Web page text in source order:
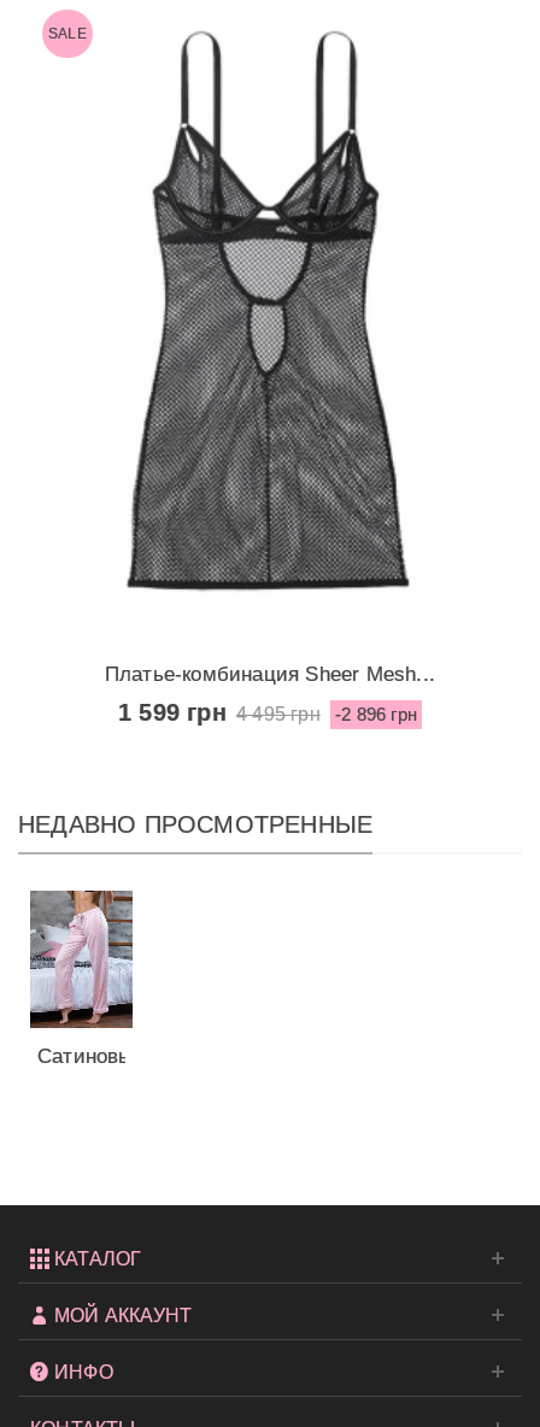
SALE
Платье-комбинация Sheer Mesh...
1 599 грн 4 495 грн -2 896 грн
НЕДАВНО ПРОСМОТРЕННЫЕ
Сатиновые
КАТАЛОГ
МОЙ АККАУНТ
ИНФО